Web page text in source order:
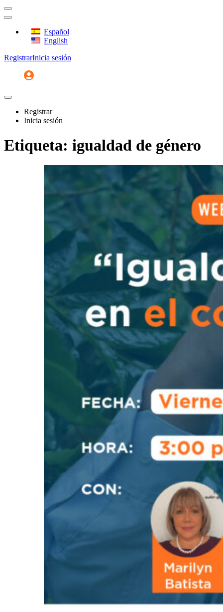
Español
English
RegistrarInicia sesión
Registrar
Inicia sesión
Etiqueta: igualdad de género